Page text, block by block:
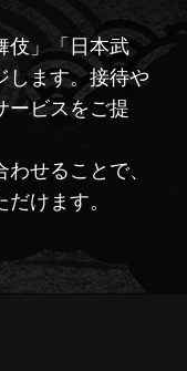
伎」「日本武
します。接待や
ービスをご提
せることで、
けます。